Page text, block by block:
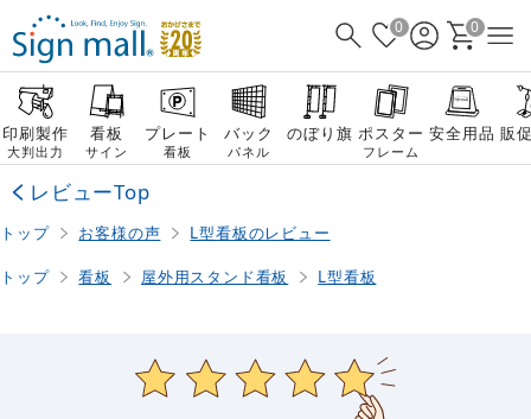
0 0
印刷製作
大判出力
看板
サイン
プレート
看板
バック
パネル
のぼり旗 ポスター
フレーム
安全用品 販
レビューTop
トップ お客様の声 L型看板のレビュー
トップ 看板 屋外用スタンド看板 L型看板